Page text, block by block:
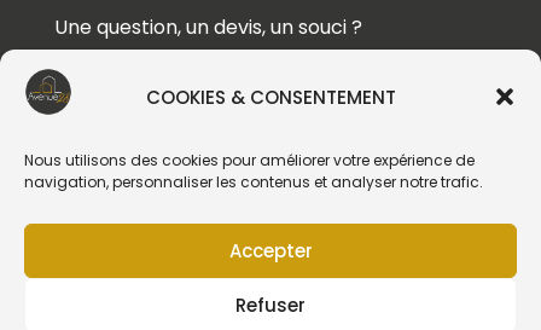
COOKIES & CONSENTEMENT
Nous utilisons des cookies pour améliorer votre expérience de
navigation, personnaliser les contenus et analyser notre trafic.
Accepter
Refuser
Une question, un devis, un souci ?